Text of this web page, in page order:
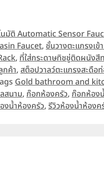
นมัติ Automatic Sensor
Faucet, ชั้นวางตะแกรงเ
, ที่ใส่กระดาษทิชชู่ติดผนัง
กค้า, สต็อปวาลว์ตะแกรงสะดื
Gold bathroom and
สนาม, ก๊อกห้องครัว, ก๊อกห้อง
งน้ำห้องครัว, รีวิวห้องน้ำห้องค